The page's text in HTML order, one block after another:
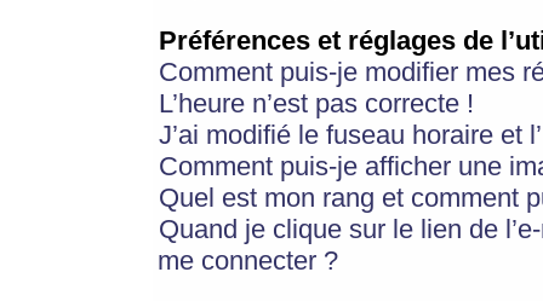
Préférences et réglages de
Comment puis-je modifier mes
L’heure n’est pas correcte !
J’ai modifié le fuseau horaire et
Comment puis-je afficher une
Quel est mon rang et comment
Quand je clique sur le lien de
me connecter ?